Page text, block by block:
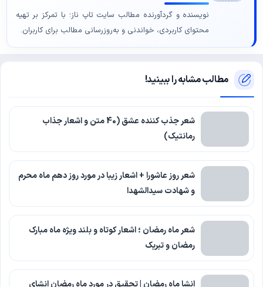
نویسنده و گردآورنده مطالب سایت تاپ ناز؛ با تمرکز بر تهیه
محتوای کاربردی، خواندنی و به‌روزرسانی مطالب برای کاربران.
مطالب مشابه را ببینید!
شعر جذب کننده عشق (40 متن و اشعار جذاب
رمانتیک)
شعر روز عاشورا + اشعار زیبا در مورد روز دهم ماه محرم
و شهادت سیدالشهدا
شعر ماه رمضان ؛ اشعار کوتاه و بلند ویژه ماه مبارک
رمضان و تبریک